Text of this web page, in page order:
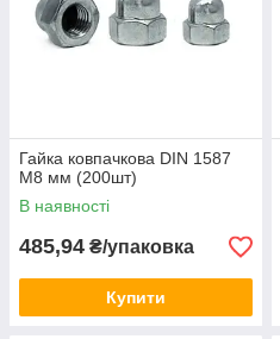
Гайка ковпачкова DIN 1587
М8 мм (200шт)
В наявності
485,94 ₴/упаковка
Купити